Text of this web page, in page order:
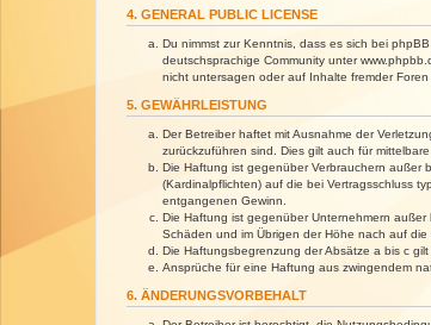
4. GENERAL PUBLIC LICENSE
Du nimmst zur Kenntnis, dass es sich bei phpBB
deutschsprachige Community unter
nicht untersagen oder auf Inhalte fremder Foren
5. GEWÄHRLEISTUNG
Der Betreiber haftet mit Ausnahme der
zurückzuführen sind. Dies gilt auch für
Die Haftung ist gegenüber Verbrauchern außer
(Kardinalpflichten) auf die bei Vertragsschluss
entgangenen Gewinn.
Die Haftung ist gegenüber Unternehmern
Schäden und im Übrigen der Höhe nach auf
Die Haftungsbegrenzung der Absätze a bis c
Ansprüche für eine Haftung aus zwingendem
6. ÄNDERUNGSVORBEHALT